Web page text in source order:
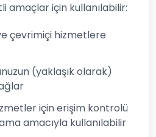
amaçlar için kullanılabilir:
çevrimiçi hizmetlere
(yaklaşık olarak)
için erişim kontrolü
amacıyla kullanılabilir